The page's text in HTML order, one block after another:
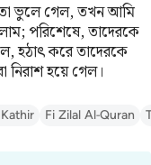
তা ভুলে গেল, তখন আমি
পরিশেষে, তাদেরকে
হঠাৎ করে তাদেরকে
নিরাশ হয়ে গেল।
Fi Zilal Al-Quran